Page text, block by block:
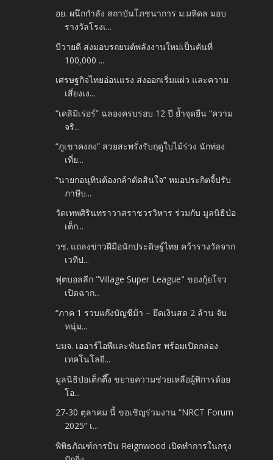
อย. ผนึกกำลัง สถาบันโภชนาการ ม.มหิดล มอบ
รางวัลโรงเ...
บีวายดี ส่งมอบรถยนต์พลังงานใหม่เป็นคันที่
100,000 ...
เศรษฐกิจไทยอ่อนแรง ส่งออกเริ่มแผ่ว และความ
เสี่ยงเง...
“เดลิมิเร่อร์” ฉลองครบรอบ 12 ปี ย้ำจุดยืน “ความ
จริ...
“ภูเขาคงถง” สวยสะพรั่งรับฤดูใบไม้ร่วง นักท่อง
เที่ย...
“นายกอนุทินต้องกล้าตัดสินใจ” หมอประกิตจี้ปรับ
ภาษีบ...
วัดเทพศิรินทราวาสราชวรวิหาร ร่วมกับ มูลนิธิป่อ
เต็ก...
วช. แถลงข่าวฝีมือนักประดิษฐ์ไทย คว้ารางวัลจาก
เวทีป...
ฟุตบอลลีก "Village Super League" ของกุ้ยโจว
เปิดฉาก...
“ภาค 1 รวบแก๊งบัญชีม้า – ยึดเงินสด 2 ล้าน จับ
หนุ่ม...
บมจ. เออาร์ไอพีและพันธมิตร พร้อมเปิดกล่อง
เทคโนโลยี...
มูลนิธิป่อเต็กตึ๊ง ขยายความช่วยเหลือผู้พิการด้อย
โอ...
27-30 ตุลาคม นี้ ขอเชิญร่วมงาน “NRCT Forum
2025” เ...
พิพิธภัณฑ์การบิน Reignwood เปิดทำการในกรุง